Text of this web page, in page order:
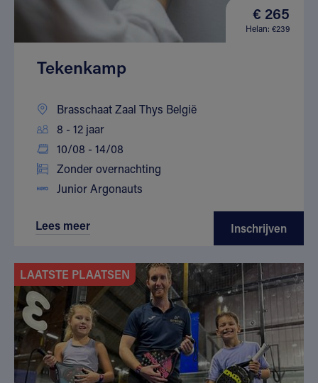
€ 265
Helan: €239
Tekenkamp
Brasschaat Zaal Thys België
8 - 12 jaar
10/08 - 14/08
Zonder overnachting
Junior Argonauts
Lees meer Inschrijven
LAATSTE PLAATSEN